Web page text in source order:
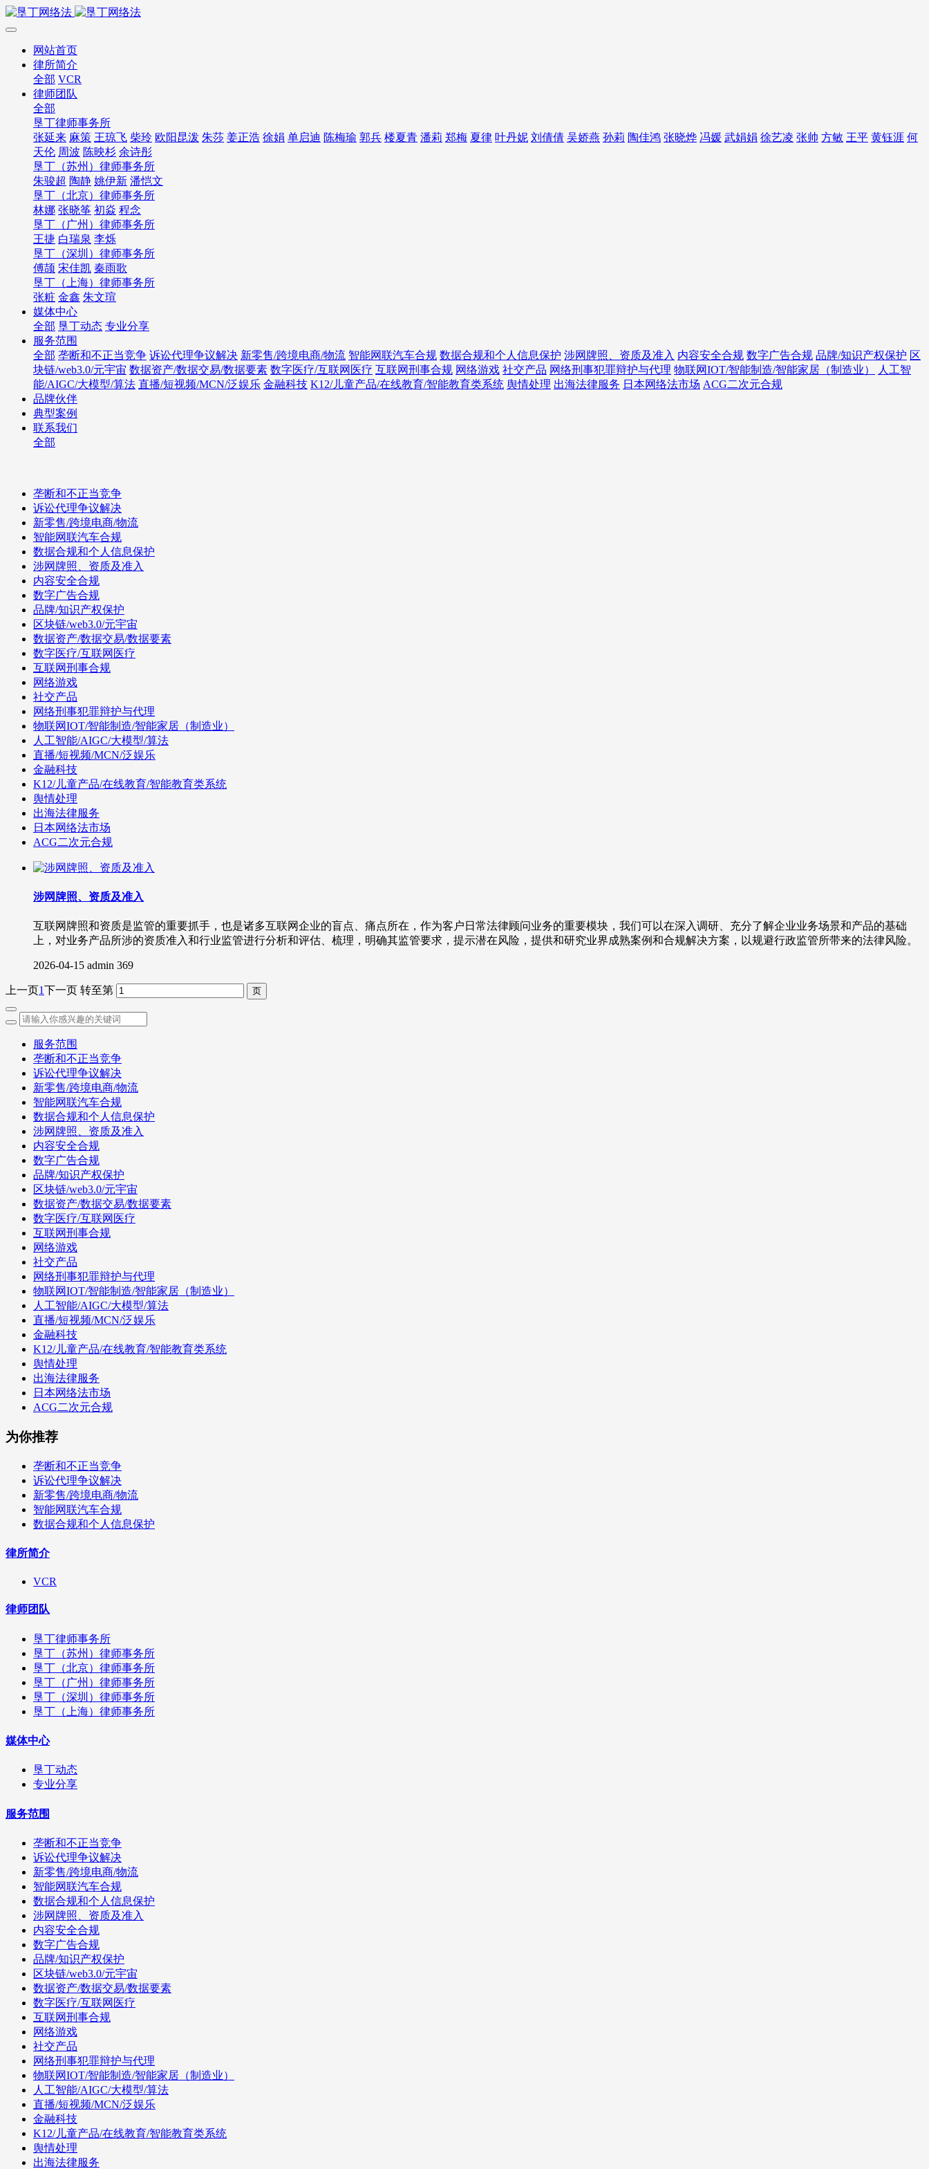
网站首页
律所简介
全部 VCR
律师团队
全部
垦丁律师事务所
张延来 麻策 王琼飞 柴玲 欧阳昆泼 朱莎 姜正浩 徐娟 单启迪 陈梅瑜 郭兵 楼夏青 潘莉 郑梅 夏律 叶丹妮 刘倩倩 吴娇燕 孙莉 陶佳鸿 张晓烨 冯媛 武娟娟 徐艺凌 张帅 方敏 王平 黄钰涯 何
天伦 周波 陈映杉 余诗彤
垦丁（苏州）律师事务所
朱骏超 陶静 姚伊新 潘恺文
垦丁（北京）律师事务所
林娜 张晓筝 初焱 程念
垦丁（广州）律师事务所
王捷 白瑞泉 李烁
垦丁（深圳）律师事务所
傅颉 宋佳凯 秦雨歌
垦丁（上海）律师事务所
张粧 金鑫 朱文瑄
媒体中心
全部 垦丁动态 专业分享
服务范围
全部 垄断和不正当竞争 诉讼代理争议解决 新零售/跨境电商/物流 智能网联汽车合规 数据合规和个人信息保护 涉网牌照、资质及准入 内容安全合规 数字广告合规 品牌/知识产权保护 区
块链/web3.0/元宇宙 数据资产/数据交易/数据要素 数字医疗/互联网医疗 互联网刑事合规 网络游戏 社交产品 网络刑事犯罪辩护与代理 物联网IOT/智能制造/智能家居（制造业）
人工智
能/AIGC/大模型/算法 直播/短视频/MCN/泛娱乐 金融科技 K12/儿童产品/在线教育/智能教育类系统 舆情处理 出海法律服务 日本网络法市场 ACG二次元合规
品牌伙伴
典型案例
联系我们
全部
垄断和不正当竞争
诉讼代理争议解决
新零售/跨境电商/物流
智能网联汽车合规
数据合规和个人信息保护
涉网牌照、资质及准入
内容安全合规
数字广告合规
品牌/知识产权保护
区块链/web3.0/元宇宙
数据资产/数据交易/数据要素
数字医疗/互联网医疗
互联网刑事合规
网络游戏
社交产品
网络刑事犯罪辩护与代理
物联网IOT/智能制造/智能家居（制造业）
人工智能/AIGC/大模型/算法
直播/短视频/MCN/泛娱乐
金融科技
K12/儿童产品/在线教育/智能教育类系统
舆情处理
出海法律服务
日本网络法市场
ACG二次元合规
涉网牌照、资质及准入
互联网牌照和资质是监管的重要抓手，也是诸多互联网企业的盲点、痛点所在，作为客户日常法律顾问业务的重要模块，我们可以在深入调研、充分了解企业业务场景和产品的基础
上，对业务产品所涉的资质准入和行业监管进行分析和评估、梳理，明确其监管要求，提示潜在风险，提供和研究业界成熟案例和合规解决方案，以规避行政监管所带来的法律风险。
2026-04-15 admin 369
上一页1下一页 转至第
服务范围
垄断和不正当竞争
诉讼代理争议解决
新零售/跨境电商/物流
智能网联汽车合规
数据合规和个人信息保护
涉网牌照、资质及准入
内容安全合规
数字广告合规
品牌/知识产权保护
区块链/web3.0/元宇宙
数据资产/数据交易/数据要素
数字医疗/互联网医疗
互联网刑事合规
网络游戏
社交产品
网络刑事犯罪辩护与代理
物联网IOT/智能制造/智能家居（制造业）
人工智能/AIGC/大模型/算法
直播/短视频/MCN/泛娱乐
金融科技
K12/儿童产品/在线教育/智能教育类系统
舆情处理
出海法律服务
日本网络法市场
ACG二次元合规
为你推荐
垄断和不正当竞争
诉讼代理争议解决
新零售/跨境电商/物流
智能网联汽车合规
数据合规和个人信息保护
律所简介
VCR
律师团队
垦丁律师事务所
垦丁（苏州）律师事务所
垦丁（北京）律师事务所
垦丁（广州）律师事务所
垦丁（深圳）律师事务所
垦丁（上海）律师事务所
媒体中心
垦丁动态
专业分享
服务范围
垄断和不正当竞争
诉讼代理争议解决
新零售/跨境电商/物流
智能网联汽车合规
数据合规和个人信息保护
涉网牌照、资质及准入
内容安全合规
数字广告合规
品牌/知识产权保护
区块链/web3.0/元宇宙
数据资产/数据交易/数据要素
数字医疗/互联网医疗
互联网刑事合规
网络游戏
社交产品
网络刑事犯罪辩护与代理
物联网IOT/智能制造/智能家居（制造业）
人工智能/AIGC/大模型/算法
直播/短视频/MCN/泛娱乐
金融科技
K12/儿童产品/在线教育/智能教育类系统
舆情处理
出海法律服务